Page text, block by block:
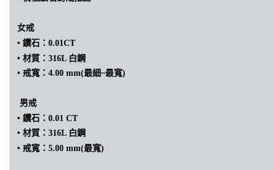
女戒
•鑽石：0.01CT
•材質：316L 白鋼
•戒寬：4.00 mm(最細~最寬)
男戒
•鑽石：0.01 CT
•材質：316L 白鋼
•戒寬：5.00 mm(最寬)